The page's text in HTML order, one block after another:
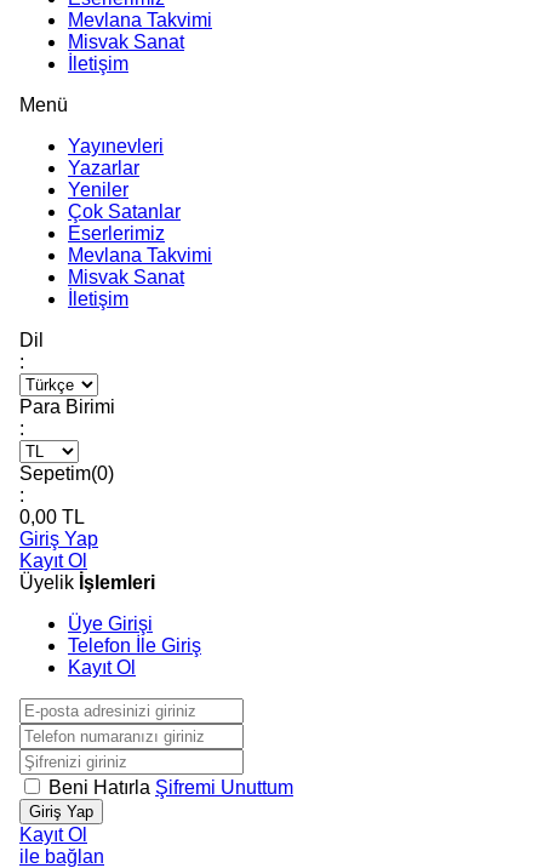
Mevlana Takvimi
Misvak Sanat
İletişim
Menü
Yayınevleri
Yazarlar
Yeniler
Çok Satanlar
Eserlerimiz
Mevlana Takvimi
Misvak Sanat
İletişim
Dil
:
Para Birimi
:
Sepetim(0)
:
0,00 TL
Giriş Yap
Kayıt Ol
Üyelik İşlemleri
Üye Girişi
Telefon İle Giriş
Kayıt Ol
Beni Hatırla Şifremi Unuttum
Giriş Yap
Kayıt Ol
ile bağlan